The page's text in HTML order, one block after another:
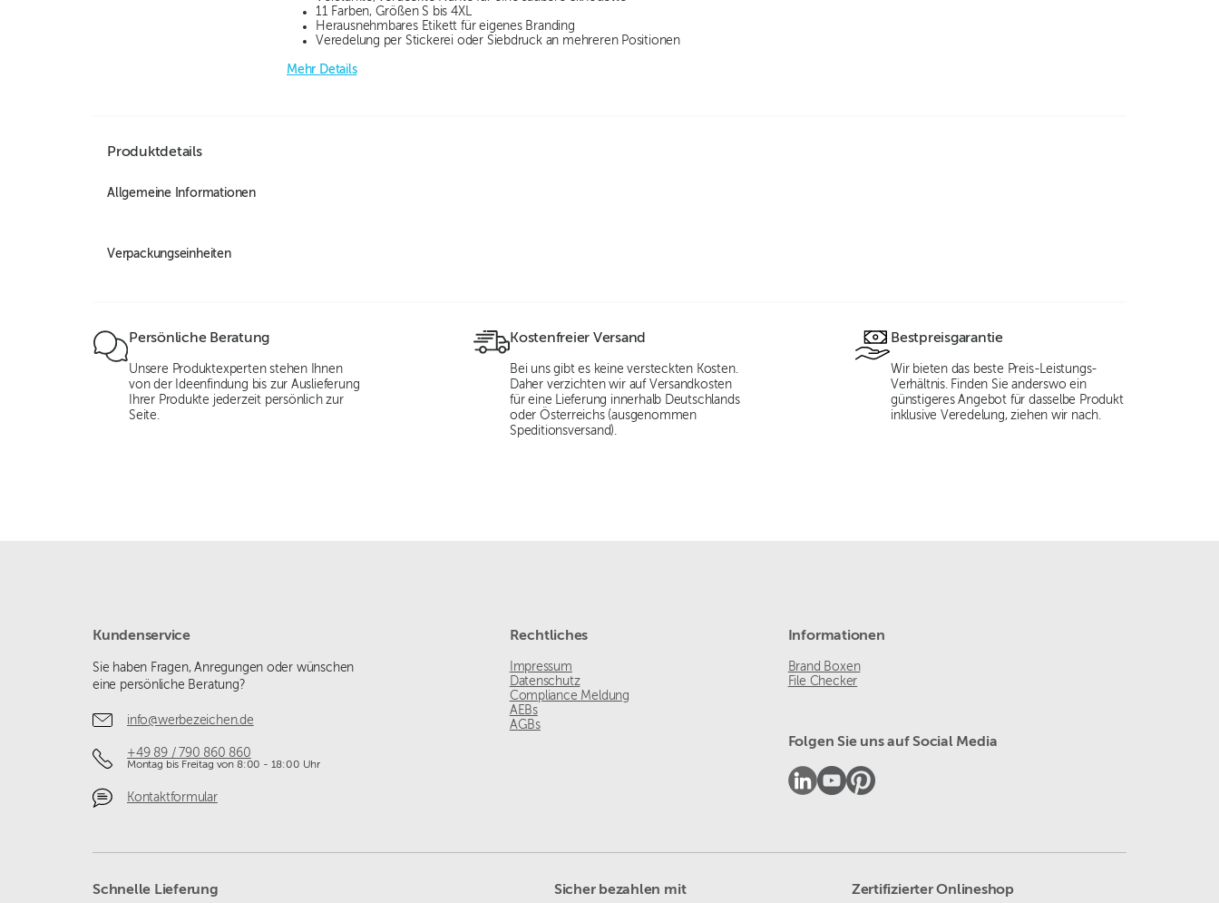
11 Farben, Größen S bis 4XL
Herausnehmbares Etikett für eigenes Branding
Veredelung per Stickerei oder Siebdruck an mehreren Positionen
Mehr Details
Produktdetails
Allgemeine Informationen
Verpackungseinheiten
Persönliche Beratung
Unsere Produktexperten stehen Ihnen
von der Ideenfindung bis zur Auslieferung
Ihrer Produkte jederzeit persönlich zur
Seite.
Kostenfreier Versand
Bei uns gibt es keine versteckten Kosten.
Daher verzichten wir auf Versandkosten
für eine Lieferung innerhalb Deutschlands
oder Österreichs (ausgenommen
Speditionsversand).
Bestpreisgarantie
Wir bieten das beste Preis-Leistungs-
Verhältnis. Finden Sie anderswo ein
günstigeres Angebot für dasselbe Produkt
inklusive Veredelung, ziehen wir nach.
Kundenservice
Sie haben Fragen, Anregungen oder wünschen
eine persönliche Beratung?
info@werbezeichen.de
+49 89 / 790 860 860
Montag bis Freitag von 8:00 - 18:00 Uhr
Kontaktformular
Rechtliches
Impressum
Datenschutz
Compliance Meldung
AEBs
AGBs
Informationen
Brand Boxen
File Checker
Folgen Sie uns auf Social Media
Schnelle Lieferung Sicher bezahlen mit Zertifizierter Onlineshop